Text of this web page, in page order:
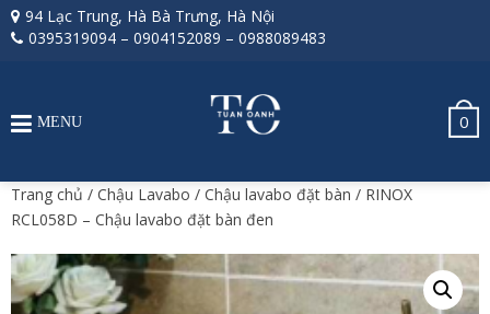
94 Lạc Trung, Hà Bà Trưng, Hà Nội
0395319094 – 0904152089 – 0988089483
0
MENU
Trang chủ / Chậu Lavabo / Chậu lavabo đặt bàn / RINOX
RCL058D – Chậu lavabo đặt bàn đen